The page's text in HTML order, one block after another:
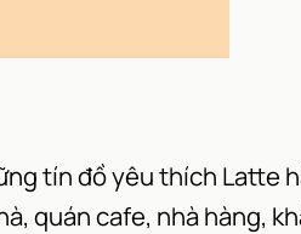
tín đồ yêu thích Latte
quán cafe, nhà hàng,